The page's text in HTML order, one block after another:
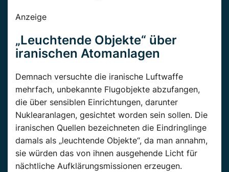
Anzeige
„Leuchtende Objekte“ über
iranischen Atomanlagen
Demnach versuchte die iranische Luftwaffe
mehrfach, unbekannte Flugobjekte abzufangen,
die über sensiblen Einrichtungen, darunter
Nuklearanlagen, gesichtet worden sein sollen. Die
iranischen Quellen bezeichneten die Eindringlinge
damals als „leuchtende Objekte“, da man annahm,
sie würden das von ihnen ausgehende Licht für
nächtliche Aufklärungsmissionen erzeugen.